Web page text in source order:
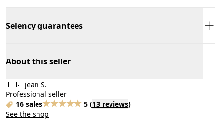
Selency guarantees
About this seller
🇫🇷 jean S.
Professional seller
16 sales
5 (13 reviews)
See the shop